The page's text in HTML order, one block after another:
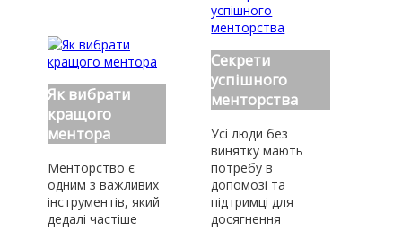
Як вибрати
кращого
ментора
Менторство є
одним з важливих
інструментів, який
дедалі частіше
Секрети
успішного
менторства
Усі люди без
винятку мають
потребу в
допомозі та
підтримці для
досягнення